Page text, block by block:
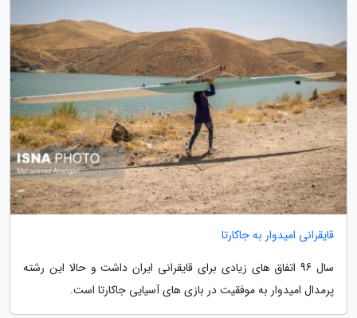
قایقرانی امیدوار به جاکارتا
سال 96 اتفاق های زیادی برای قایقرانی ایران داشت و حالا این رشته
پرمدال امیدوار به موفقیت در بازی های آسیایی جاکارتا است.